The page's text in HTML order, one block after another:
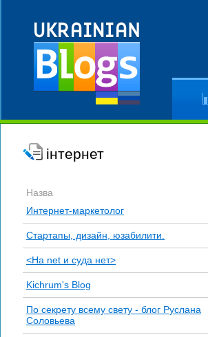
Рейтинг
інтернет
Назва
Интернет-маркетолог
Стартапы, дизайн, юзабилити.
<На net и суда нет>
Kichrum's Blog
По секрету всему свету - блог Руслана
Соловьева